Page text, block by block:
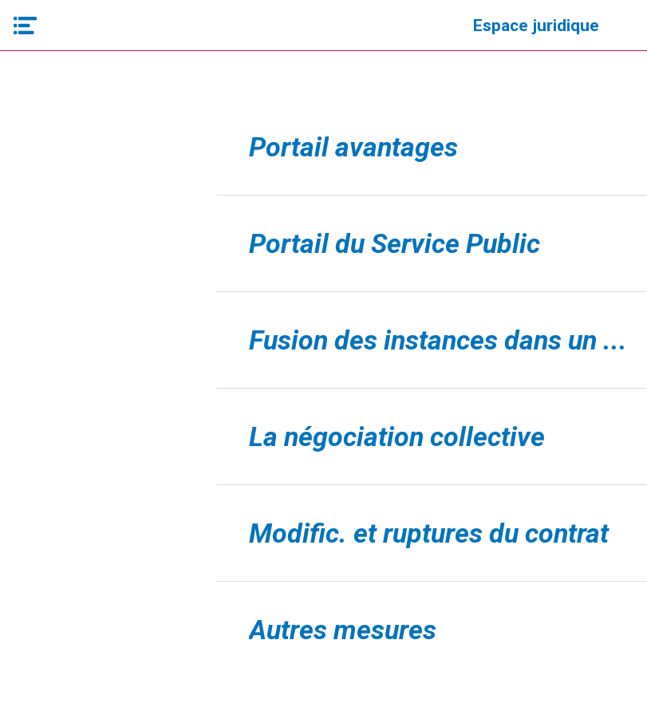
Espace juridique
Portail avantages
Portail du Service Public
Fusion des instances dans un ...
La négociation collective
Modific. et ruptures du contrat
Autres mesures